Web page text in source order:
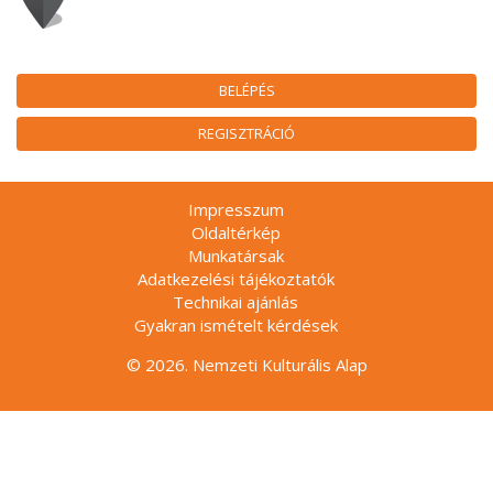
BELÉPÉS
REGISZTRÁCIÓ
Impresszum
Oldaltérkép
Munkatársak
Adatkezelési tájékoztatók
Technikai ajánlás
Gyakran ismételt kérdések
© 2026. Nemzeti Kulturális Alap